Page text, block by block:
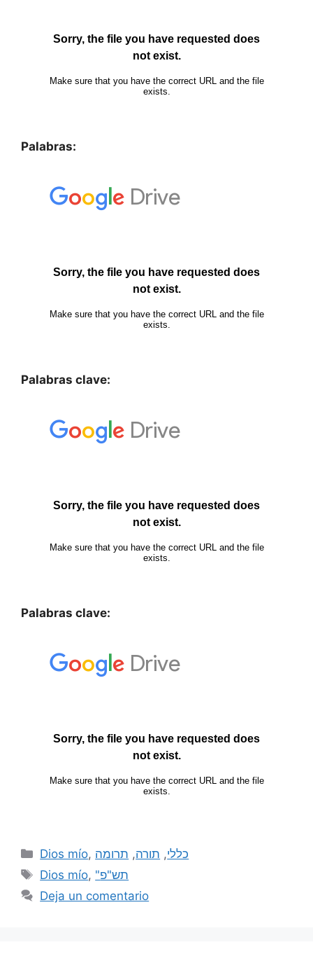
Palabras:
Palabras clave:
Palabras clave:
Dios mío, כללי, תורה, תרומה
Dios mío,
"תש"פ
Deja un comentario